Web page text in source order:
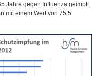
Jahre gegen Influenza geimpft.
mit einem Wert von 75,5